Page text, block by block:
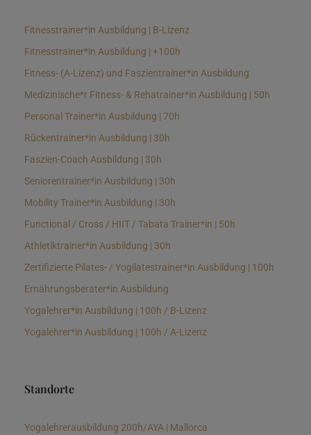
Fitnesstrainer*in Ausbildung | B-Lizenz
Fitnesstrainer*in Ausbildung | +100h
Fitness- (A-Lizenz) und Faszientrainer*in Ausbildung
Medizinische*r Fitness- & Rehatrainer*in Ausbildung | 50h
Personal Trainer*in Ausbildung | 70h
Rückentrainer*in Ausbildung | 30h
Faszien-Coach Ausbildung | 30h
Seniorentrainer*in Ausbildung | 30h
Mobility Trainer*in Ausbildung | 30h
Functional / Cross / HIIT / Tabata Trainer*in | 50h
Athletiktrainer*in Ausbildung | 30h
Zertifizierte Pilates- / Yogilatestrainer*in Ausbildung | 100h
Ernährungsberater*in Ausbildung
Yogalehrer*in Ausbildung | 100h / B-Lizenz
Yogalehrer*in Ausbildung | 100h / A-Lizenz
Standorte
Yogalehrerausbildung 200h/AYA | Mallorca